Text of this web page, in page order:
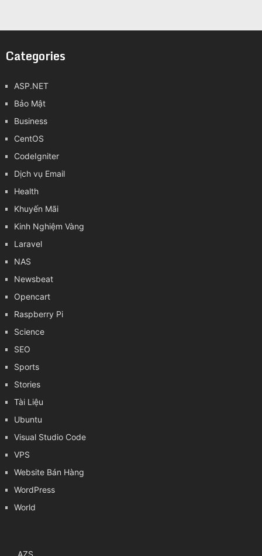
Categories
ASP.NET
Bảo Mật
Business
CentOS
CodeIgniter
Dịch vụ Email
Health
Khuyến Mãi
Kinh Nghiệm Vàng
Laravel
NAS
Newsbeat
Opencart
Raspberry Pi
Science
SEO
Sports
Stories
Tài Liệu
Ubuntu
Visual Studio Code
VPS
Website Bán Hàng
WordPress
World
AZS